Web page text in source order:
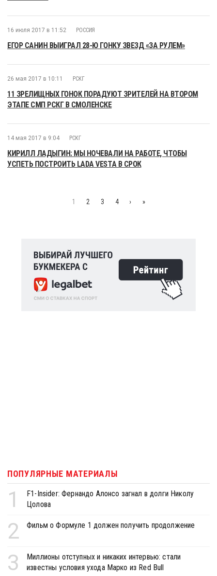
16 июля 2017 в 11:52 РОССИЯ
ЕГОР САНИН ВЫИГРАЛ 28-Ю ГОНКУ ЗВЕЗД «ЗА РУЛЕМ»
26 мая 2017 в 10:11 РСКГ
11 ЗРЕЛИЩНЫХ ГОНОК ПОРАДУЮТ ЗРИТЕЛЕЙ НА ВТОРОМ
ЭТАПЕ СМП РСКГ В СМОЛЕНСКЕ
14 мая 2017 в 9:04 РСКГ
КИРИЛЛ ЛАДЫГИН: МЫ НОЧЕВАЛИ НА РАБОТЕ, ЧТОБЫ
УСПЕТЬ ПОСТРОИТЬ LADA VESTA В СРОК
1 2 3 4 › »
ПОПУЛЯРНЫЕ МАТЕРИАЛЫ
1
F1-Insider: Фернандо Алонсо загнал в долги Николу
Цолова
2 Фильм о Формуле 1 должен получить продолжение
3
Миллионы отступных и никаких интервью: стали
известны условия ухода Марко из Red Bull